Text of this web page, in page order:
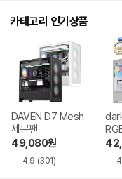
카테고리 인기상품
DAVEN D7 Mesh
세븐팬
49,080원
4.9 (301)